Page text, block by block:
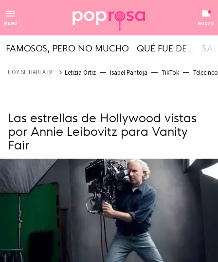
MENÚ NUEVO
FAMOSOS, PERO NO MUCHO QUÉ FUE DE...
HOY SE HABLA DE Letizia Ortiz Isabel Pantoja TikTok Telecinco
Las estrellas de Hollywood vistas
por Annie Leibovitz para Vanity
Fair